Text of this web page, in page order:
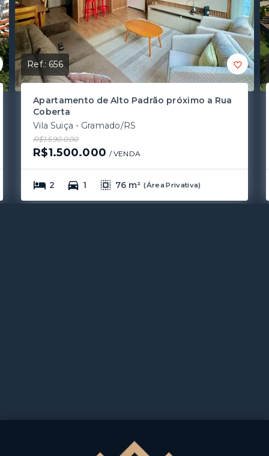
Ref.: 656
Apartamento de Alto Padrão próximo a Rua
Coberta
Vila Suiça - Gramado/RS
R$1.590.000
R$1.500.000 / VENDA
2 1 76 m² (Área Privativa)